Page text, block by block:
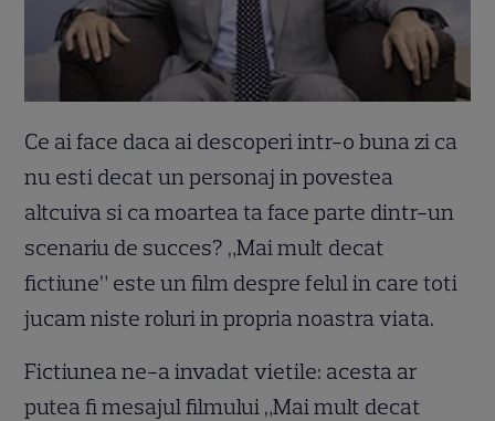
Ce ai face daca ai descoperi intr-o buna zi ca
nu esti decat un personaj in povestea
altcuiva si ca moartea ta face parte dintr-un
scenariu de succes? „Mai mult decat
fictiune” este un film despre felul in care toti
jucam niste roluri in propria noastra viata.
Fictiunea ne-a invadat vietile: acesta ar
putea fi mesajul filmului „Mai mult decat